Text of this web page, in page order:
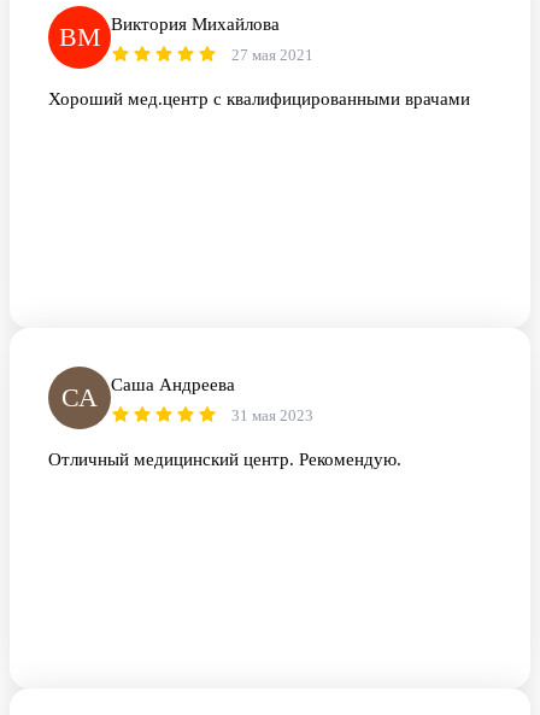
ВМ Виктория Михайлова
27 мая 2021
Хороший мед.центр с квалифицированными врачами
СА Саша Андреева
31 мая 2023
Отличный медицинский центр. Рекомендую.